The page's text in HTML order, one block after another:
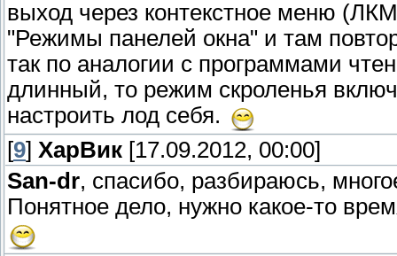
выход через контекстное меню
"Режимы панелей окна" и там
так по аналогии с программами
длинный, то режим скроленья
настроить лод себя.
[9] ХарВик [17.09.2012, 00:00]
San-dr, спасибо, разбираюсь,
Понятное дело, нужно какое-то